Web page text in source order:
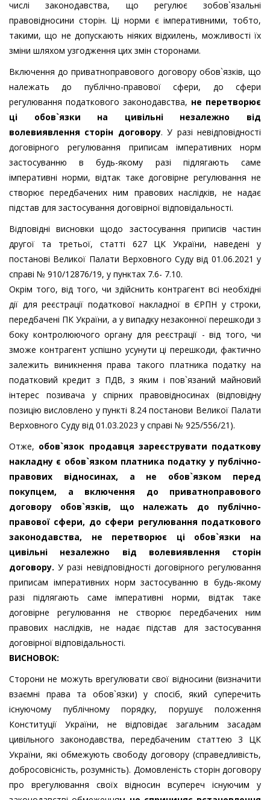
числі законодавства, що регулює зобов`язальні
правовідносини сторін. Ці норми є імперативними, тобто,
такими, що не допускають ніяких відхилень, можливості їх
зміни шляхом узгодження цих змін сторонами.
Включення до приватноправового договору обов`язків, що
належать до публічно-правової сфери, до сфери
регулювання податкового законодавства, не перетворює
ці обов`язки на цивільні незалежно від
волевиявлення сторін договору. У разі невідповідності
договірного регулювання приписам імперативних норм
застосуванню в будь-якому разі підлягають саме
імперативні норми, відтак таке договірне регулювання не
створює передбачених ним правових наслідків, не надає
підстав для застосування договірної відповідальності.
Відповідні висновки щодо застосування приписів частин
другої та третьої, статті 627 ЦК України, наведені у
постанові Великої Палати Верховного Суду від 01.06.2021 у
справі № 910/12876/19, у пунктах 7.6- 7.10.
Окрім того, від того, чи здійснить контрагент всі необхідні
дії для реєстрації податкової накладної в ЄРПН у строки,
передбачені ПК України, а у випадку незаконної перешкоди з
боку контролюючого органу для реєстрації - від того, чи
зможе контрагент успішно усунути ці перешкоди, фактично
залежить виникнення права такого платника податку на
податковий кредит з ПДВ, з яким і пов`язаний майновий
інтерес позивача у спірних правовідносинах (відповідну
позицію висловлено у пункті 8.24 постанови Великої Палати
Верховного Суду від 01.03.2023 у справі № 925/556/21).
Отже, обов`язок продавця зареєструвати податкову
накладну є обов`язком платника податку у публічно-
правових відносинах, а не обов`язком перед
покупцем, а включення до приватноправового
договору обов`язків, що належать до публічно-
правової сфери, до сфери регулювання податкового
законодавства, не перетворює ці обов`язки на
цивільні незалежно від волевиявлення сторін
договору. У разі невідповідності договірного регулювання
приписам імперативних норм застосуванню в будь-якому
разі підлягають саме імперативні норми, відтак таке
договірне регулювання не створює передбачених ним
правових наслідків, не надає підстав для застосування
договірної відповідальності.
ВИСНОВОК:
Сторони не можуть врегулювати свої відносини (визначити
взаємні права та обов`язки) у спосіб, який суперечить
існуючому публічному порядку, порушує положення
Конституції України, не відповідає загальним засадам
цивільного законодавства, передбаченим статтею 3 ЦК
України, які обмежують свободу договору (справедливість,
добросовісність, розумність). Домовленість сторін договору
про врегулювання своїх відносин всупереч існуючим у